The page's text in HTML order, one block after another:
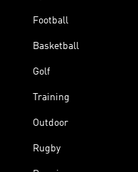
Football
Basketball
Golf
Training
Outdoor
Rugby